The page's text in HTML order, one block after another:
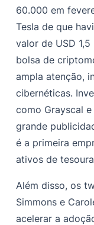
60.000 em
Tesla de que
valor de USD
bolsa de
ampla atenção,
cibernéticas.
como Grayscal
grande
é a primeira
ativos de
Além disso, os
Simmons e
acelerar a